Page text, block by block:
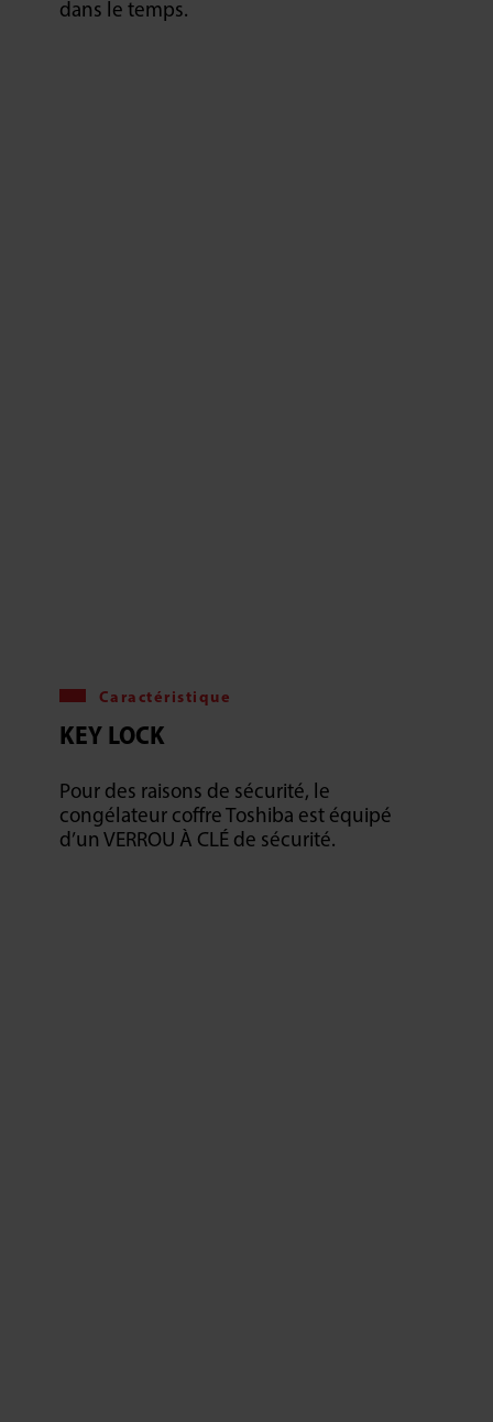
dans le temps.
Caractéristique
KEY LOCK
Pour des raisons de sécurité, le
congélateur coffre Toshiba est équipé
d’un VERROU À CLÉ de sécurité.